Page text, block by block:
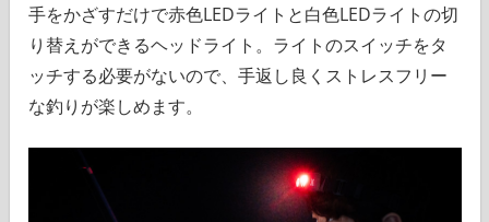
手をかざすだけで赤色LEDライトと白色LEDライトの切
り替えができるヘッドライト。ライトのスイッチをタ
ッチする必要がないので、手返し良くストレスフリー
な釣りが楽しめます。